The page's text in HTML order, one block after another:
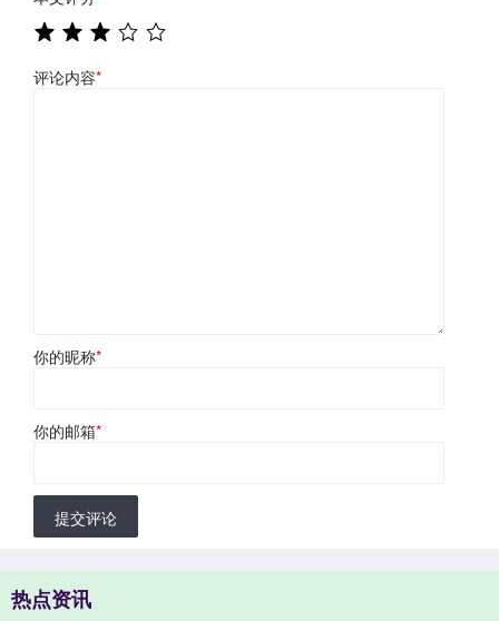
评论内容*
你的昵称*
你的邮箱*
提交评论
热点资讯